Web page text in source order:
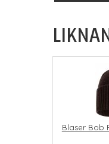
Blaser Bob